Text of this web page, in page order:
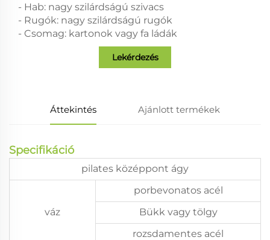
- Hab: nagy szilárdságú szivacs
- Rugók: nagy szilárdságú rugók
- Csomag: kartonok vagy fa ládák
Lekérdezés
Áttekintés Ajánlott termékek
Specifikáció
pilates középpont ágy
váz
porbevonatos acél
Bükk vagy tölgy
rozsdamentes acél